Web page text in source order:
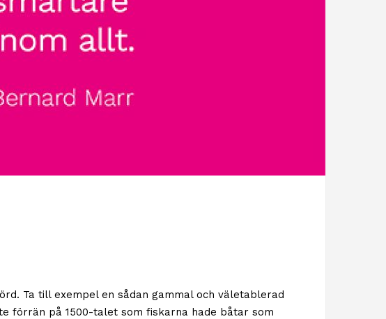
Ta till exempel en sådan gammal och väletablerad
förrän på 1500-talet som fiskarna hade båtar som